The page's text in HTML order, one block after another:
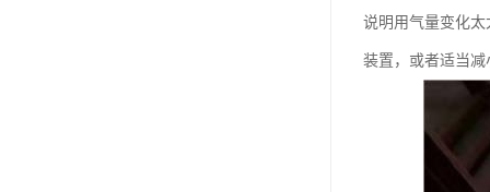
说明用气量变化
装置，或者适当减